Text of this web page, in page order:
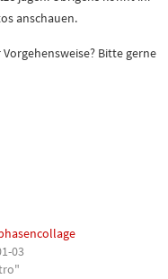
anschauen.
Bitte gerne
03